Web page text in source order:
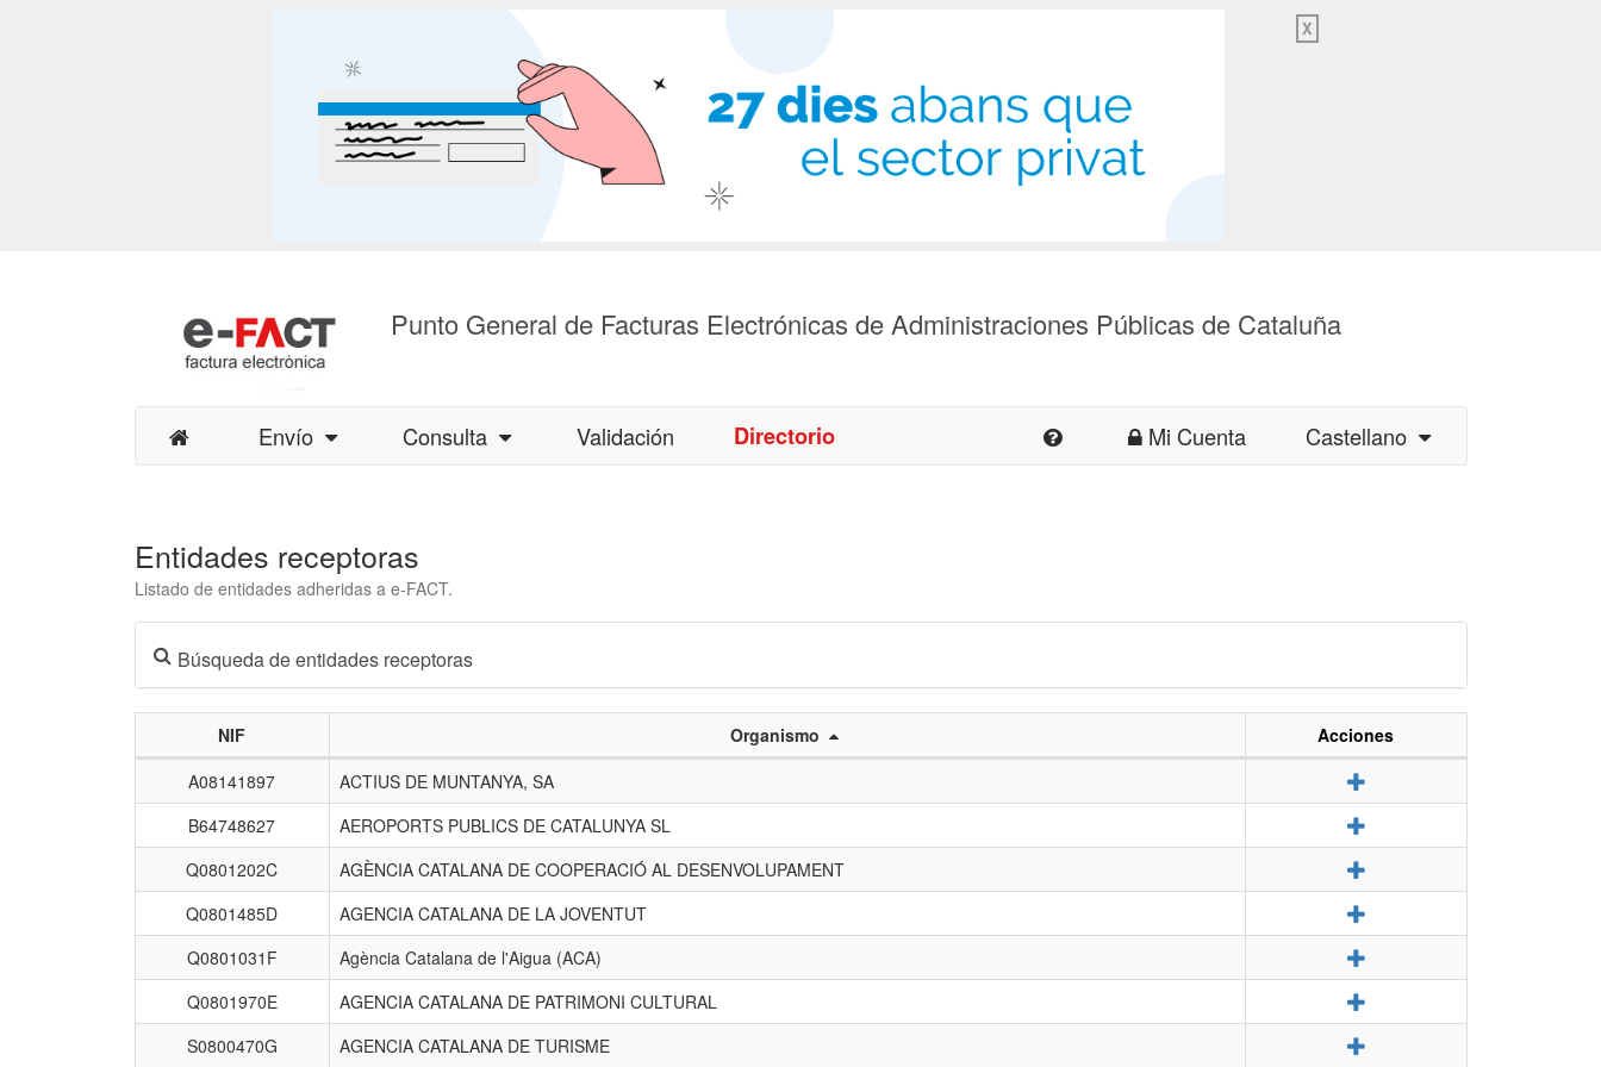
X
Punto General de Facturas Electrónicas de Administraciones Públicas de Cataluña
Envío Consulta Validación Directorio Mi Cuenta Castellano
Entidades receptoras
Listado de entidades adheridas a e-FACT.
Búsqueda de entidades receptoras
entidades
receptoras.
NIF Organismo
Acciones
A08141897
ACTIUS DE MUNTANYA, SA
B64748627
AEROPORTS PUBLICS DE CATALUNYA SL
Q0801202C
AGÈNCIA CATALANA DE COOPERACIÓ AL DESENVOLUPAMENT
Q0801485D
AGENCIA CATALANA DE LA JOVENTUT
Q0801031F
Agència Catalana de l'Aigua (ACA)
Q0801970E
AGENCIA CATALANA DE PATRIMONI CULTURAL
S0800470G
AGENCIA CATALANA DE TURISME